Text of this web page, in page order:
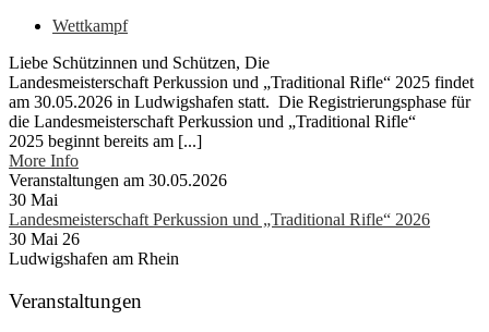
Wettkampf
Liebe Schützinnen und Schützen, Die
Landesmeisterschaft Perkussion und „Traditional Rifle“ 2025 findet
am 30.05.2026 in Ludwigshafen statt. Die Registrierungsphase für
die Landesmeisterschaft Perkussion und „Traditional Rifle“
2025 beginnt bereits am [...]
More Info
Veranstaltungen am 30.05.2026
30 Mai
Landesmeisterschaft Perkussion und „Traditional Rifle“ 2026
30 Mai 26
Ludwigshafen am Rhein
Veranstaltungen